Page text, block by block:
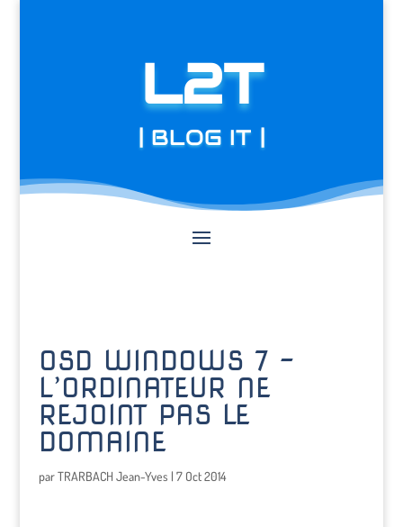
L2T
| BLOG IT |
OSD WINDOWS 7 –
L’ORDINATEUR NE
REJOINT PAS LE
DOMAINE
parTRARBACH Jean-Yves | 7 Oct 2014